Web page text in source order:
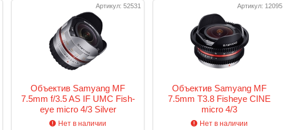
Артикул: 52531
Объектив Samyang MF
7.5mm f/3.5 AS IF UMC Fish-
eye micro 4/3 Silver
Нет в наличии
Артикул: 12095
Объектив Samyang MF
7.5mm T3.8 Fisheye CINE
micro 4/3
Нет в наличии